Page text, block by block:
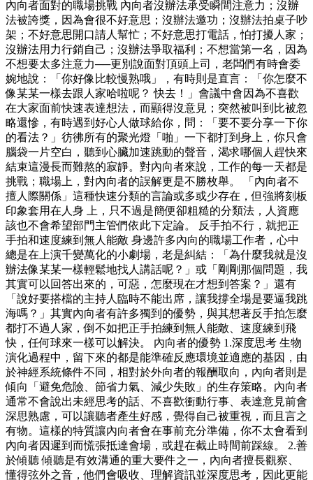
內向者面對的職場挑戰 內向者沒辦法承受瞬間注意力；沒辦
法被誇獎，因為會很不好意思；沒辦法邀功；沒辦法拍桌子吵
架；不好意思開口請人幫忙；不好意思打電話，怕打擾人家；
沒辦法用力行銷自己；沒辦法爭取福利；不想當第一名，因為
不想要太多注意力──更別說面對頂頭上司，老闆們有時會委
婉地說：「你好像比較慢熟哦」，有時則是直言：「你怎麼不
像某某一樣去跟人家哈啦呢？ 快去！」會議中會因為不喜歡
在大家面前快速表達想法，而顯得沒意見；突然被叫到比被忽
略還慘，有時遇到好心人做球給你，問：「要不要分享一下你
的看法？」彷彿所有的聚光燈「啪」一下都打到身上，你只會
腦袋一片空白，聽到心臟加速跳動的聲音，渴求哪個人趕快來
結束這漫長而難熬的寂靜。對內向者來說，工作的每一天都是
挑戰；職場上，對內向者的誤解更是不勝枚舉。 「內向者不
擅人際關係」這種快速分類的言論或多或少存在，但強將刻板
印象套用在人身 上，只不過是簡便卻粗糙的分類法，人資應
該也不會希望部門主管們依此下定論。 反手拍不行，就把正
手拍和速度練到無人能敵 身邊許多內向的職場工作者，心中
總是在上演千變萬化的小劇場，老是糾結：「為什麼我就是沒
辦法像某某一樣輕鬆地找人講話呢？」或「剛剛那個問題，我
其實可以回答出來的，可惡，怎麼現在才想到答案？」還有
「說好要搭檔的主持人臨時不能出席，讓我撐全場是要逼我跳
海嗎？」其實內向者有許多獨到的優勢，與其想著反手拍怎麼
都打不過人家，倒不如把正手拍練到無人能敵、速度練到飛
快，任何球來一樣可以解決。 內向者的優勢 1.深度思考 生物
演化過程中，留下來的都是能準確反應環境並適應的基因，由
於神經系統條件不同，相對於外向者的報酬取向，內向者則是
傾向「避免危險、節省力氣、減少失敗」的生存策略。內向者
通常不會說出未經思考的話、不喜歡衝動行事、表達意見前會
深思熟慮，可以讓聽者產生好感，覺得自己被重視，而且言之
有物。這樣的特質讓內向者會在事前充分準備，你不太會看到
內向者因遲到而慌張抵達會場，或趕在截止時間前踩線。 2.善
於傾聽 傾聽是有效溝通的重大要件之一，內向者擅長觀察、
懂得弦外之音，他們會吸收、理解資訊並深度思考，因此更能